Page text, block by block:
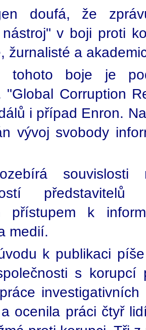
doufá, že
v boji proti
žurnalisté a
tohoto boje je
"Global Corruption
i případ Enron.
vývoj svobody
přístupem k
medií.
k publikaci
s korupcí
ocenila práci čtyř